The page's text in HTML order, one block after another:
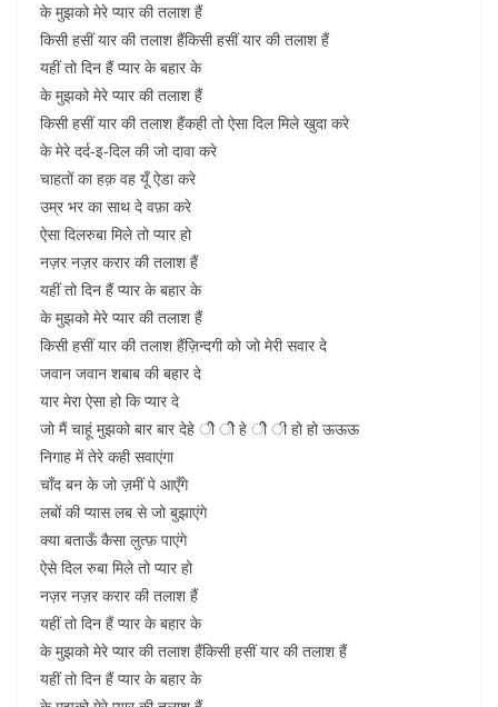
के मुझको मेरे प्यार की तलाश हैं
किसी हसीं यार की तलाश हैंकिसी हसीं यार की तलाश हैं
यहीं तो दिन हैं प्यार के बहार के
के मुझको मेरे प्यार की तलाश हैं
किसी हसीं यार की तलाश हैंकही तो ऐसा दिल मिले खुदा करे
के मेरे दर्द-इ-दिल की जो दावा करे
चाहतों का हक़ वह यूँ ऐडा करे
उम्र भर का साथ दे वफ़ा करे
ऐसा दिलरुबा मिले तो प्यार हो
नज़र नज़र करार की तलाश हैं
यहीं तो दिन हैं प्यार के बहार के
के मुझको मेरे प्यार की तलाश हैं
किसी हसीं यार की तलाश हैंज़िन्दगी को जो मेरी सवार दे
जवान जवान शबाब की बहार दे
यार मेरा ऐसा हो कि प्यार दे
जो मैं चाहूं मुझको बार बार देहे ीे ीे हे ीे ी हो हो ऊऊऊ
निगाह में तेरे कही सवाएंगा
चाँद बन के जो ज़मीं पे आएँगे
लबों की प्यास लब से जो बुझाएंगे
क्या बताऊँ कैसा लुत्फ़ पाएंगे
ऐसे दिल रुबा मिले तो प्यार हो
नज़र नज़र करार की तलाश हैं
यहीं तो दिन हैं प्यार के बहार के
के मुझको मेरे प्यार की तलाश हैंकिसी हसीं यार की तलाश हैं
यहीं तो दिन हैं प्यार के बहार के